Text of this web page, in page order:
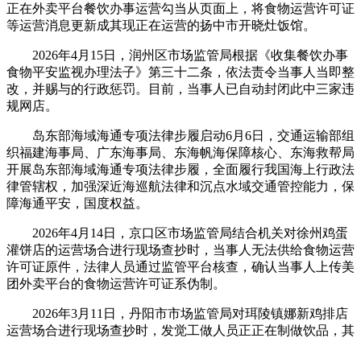
正在外卖平台餐饮办事运营勾当从页面上，将食物运营许可证
等运营消息更新成其现正在运营的扬中市开晓灶饭馆。
2026年4月15日，润州区市场监管局根据《收集餐饮办事
食物平安监视办理法子》第三十二条，依法责令当事人当即整
改，并赐与的行政惩罚。目前，当事人已自动封闭此中三家违
规网店。
岛东部海域海通专项法律步履启动6月6日，交通运输部组
织福建海事局、广东海事局、东海帆海保障核心、东海救帮局
开展岛东部海域海通专项法律步履，全面履行我国海上行政法
律管辖权，加强深近海巡航法律和沉点水域交通管控能力，保
障海通平安，国度权益。
2026年4月14日，京口区市场监管局结合机关对徐州鸡蛋
灌饼店的运营场合进行现场查抄时，当事人无法供给食物运营
许可证原件，法律人员通过监管平台核查，确认当事人上传美
团外卖平台的食物运营许可证系伪制。
2026年3月11日，丹阳市市场监管局对珥陵镇娜新鸡排店
运营场合进行现场查抄时，发觉工做人员正正在制做饮品，其